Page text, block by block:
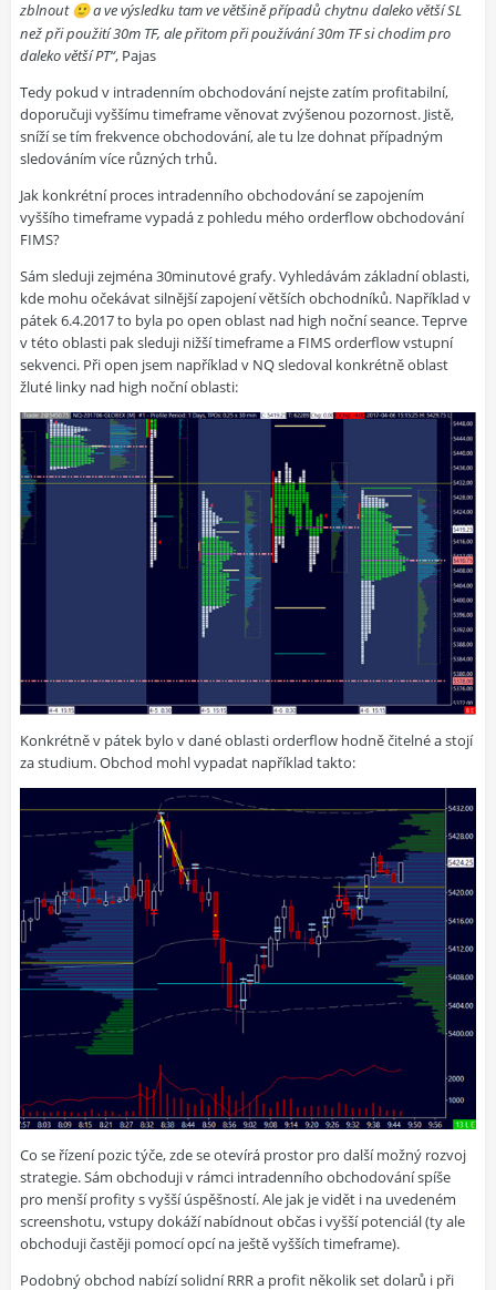
zblnout 🙂a ve výsledku tam ve většině případů chytnu daleko větší SL
než při použití 30m TF, ale přitom při používání 30m TF si chodim pro
daleko větší PT“, Pajas
Tedy pokud v intradenním obchodování nejste zatím profitabilní,
doporučuji vyššímu timeframe věnovat zvýšenou pozornost. Jistě,
sníží se tím frekvence obchodování, ale tu lze dohnat případným
sledováním více různých trhů.
Jak konkrétní proces intradenního obchodování se zapojením
vyššího timeframe vypadá z pohledu mého orderflow obchodování
FIMS?
Sám sleduji zejména 30minutové grafy. Vyhledávám základní oblasti,
kde mohu očekávat silnější zapojení větších obchodníků. Například v
pátek 6.4.2017 to byla po open oblast nad high noční seance. Teprve
v této oblasti pak sleduji nižší timeframe a FIMS orderflow vstupní
sekvenci. Při open jsem například v NQ sledoval konkrétně oblast
žluté linky nad high noční oblasti:
Konkrétně v pátek bylo v dané oblasti orderflow hodně čitelné a stojí
za studium. Obchod mohl vypadat například takto:
Co se řízení pozic týče, zde se otevírá prostor pro další možný rozvoj
strategie. Sám obchoduji v rámci intradenního obchodování spíše
pro menší profity s vyšší úspěšností. Ale jak je vidět i na uvedeném
screenshotu, vstupy dokáží nabídnout občas i vyšší potenciál (ty ale
obchoduji častěji pomocí opcí na ještě vyšších timeframe).
Podobný obchod nabízí solidní RRR a profit několik set dolarů i při